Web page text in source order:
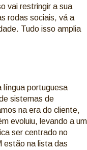
vai restringir a sua
rodas sociais, vá a
Tudo isso amplia
língua portuguesa
sistemas de
na era do cliente,
evoluiu, levando a um
ser centrado no
estão na lista das